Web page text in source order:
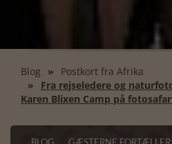
Blog
Postkort fra Afrika
Fra rejseledere og
Karen Blixen Camp på